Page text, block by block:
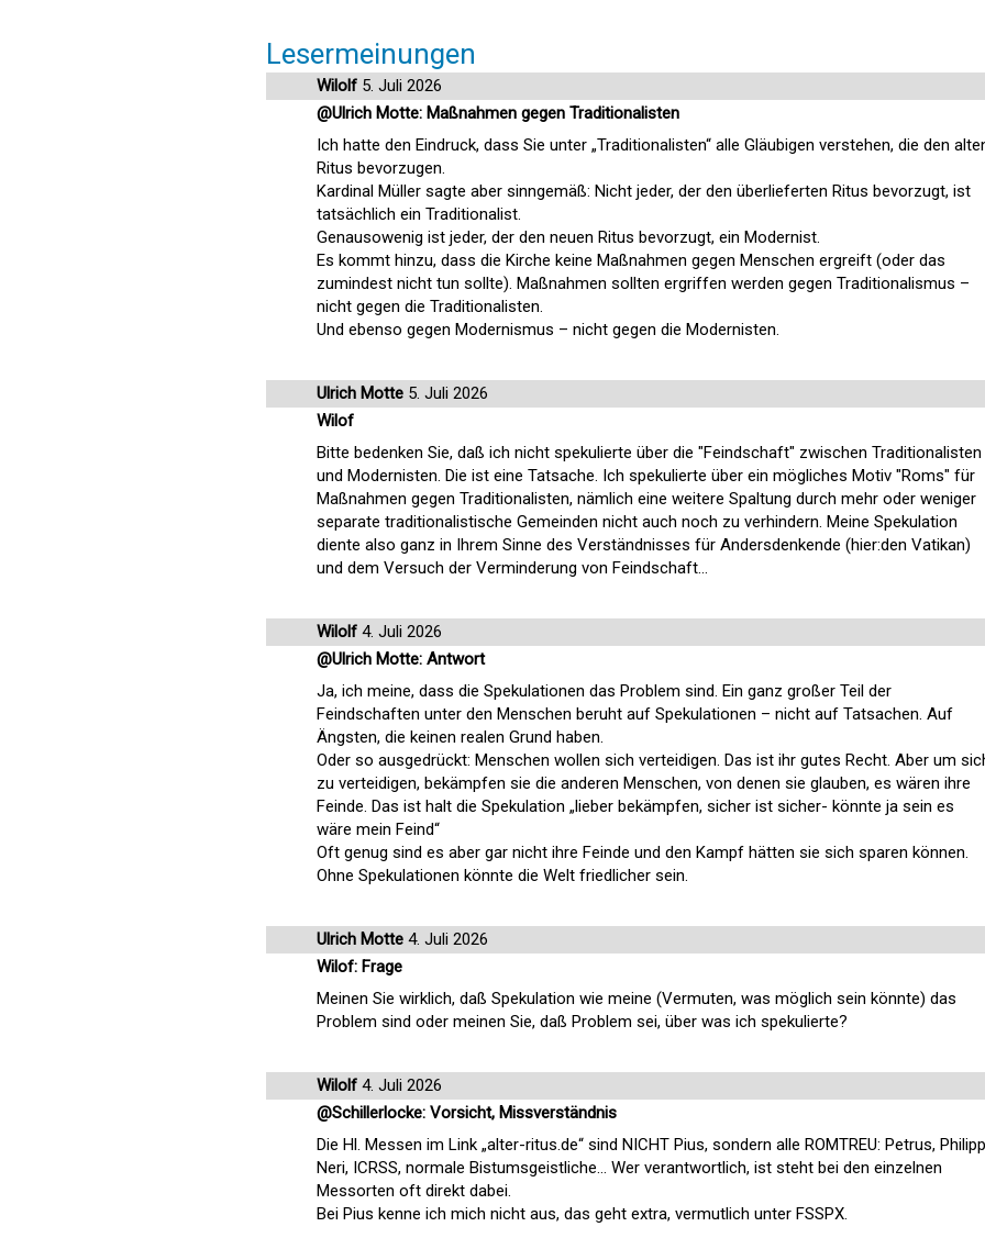
Lesermeinungen
Wilolf 5. Juli 2026
@Ulrich Motte: Maßnahmen gegen Traditionalisten
Ich hatte den Eindruck, dass Sie unter „Traditionalisten“ alle Gläubigen verstehen, die den
Ritus bevorzugen.
Kardinal Müller sagte aber sinngemäß: Nicht jeder, der den überlieferten Ritus bevorzugt, ist
tatsächlich ein Traditionalist.
Genausowenig ist jeder, der den neuen Ritus bevorzugt, ein Modernist.
Es kommt hinzu, dass die Kirche keine Maßnahmen gegen Menschen ergreift (oder das
zumindest nicht tun sollte). Maßnahmen sollten ergriffen werden gegen Traditionalismus –
nicht gegen die Traditionalisten.
Und ebenso gegen Modernismus – nicht gegen die Modernisten.
Ulrich Motte 5. Juli 2026
Wilof
Bitte bedenken Sie, daß ich nicht spekulierte über die "Feindschaft" zwischen Traditionalisten
und Modernisten. Die ist eine Tatsache. Ich spekulierte über ein mögliches Motiv "Roms" für
Maßnahmen gegen Traditionalisten, nämlich eine weitere Spaltung durch mehr oder weniger
separate traditionalistische Gemeinden nicht auch noch zu verhindern. Meine Spekulation
diente also ganz in Ihrem Sinne des Verständnisses für Andersdenkende (hier:den Vatikan)
und dem Versuch der Verminderung von Feindschaft...
Wilolf 4. Juli 2026
@Ulrich Motte: Antwort
Ja, ich meine, dass die Spekulationen das Problem sind. Ein ganz großer Teil der
Feindschaften unter den Menschen beruht auf Spekulationen – nicht auf Tatsachen. Auf
Ängsten, die keinen realen Grund haben.
Oder so ausgedrückt: Menschen wollen sich verteidigen. Das ist ihr gutes Recht. Aber um
zu verteidigen, bekämpfen sie die anderen Menschen, von denen sie glauben, es wären ihre
Feinde. Das ist halt die Spekulation „lieber bekämpfen, sicher ist sicher- könnte ja sein es
wäre mein Feind“
Oft genug sind es aber gar nicht ihre Feinde und den Kampf hätten sie sich sparen können.
Ohne Spekulationen könnte die Welt friedlicher sein.
Ulrich Motte 4. Juli 2026
Wilof: Frage
Meinen Sie wirklich, daß Spekulation wie meine (Vermuten, was möglich sein könnte) das
Problem sind oder meinen Sie, daß Problem sei, über was ich spekulierte?
Wilolf 4. Juli 2026
@Schillerlocke: Vorsicht, Missverständnis
Die Hl. Messen im Link „alter-ritus.de“ sind NICHT Pius, sondern alle ROMTREU: Petrus, Philipp
Neri, ICRSS, normale Bistumsgeistliche… Wer verantwortlich, ist steht bei den einzelnen
Messorten oft direkt dabei.
Bei Pius kenne ich mich nicht aus, das geht extra, vermutlich unter FSSPX.